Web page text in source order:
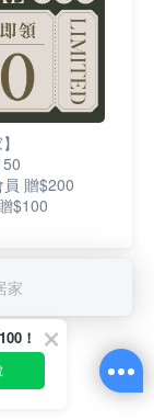
贈$200
$100
家
！